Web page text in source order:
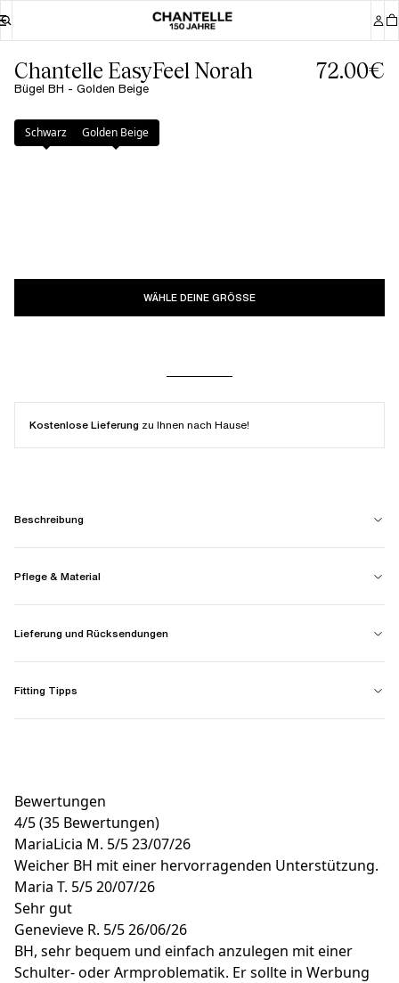
Chantelle EasyFeel Norah
Bügel BH - Golden Beige
72.00€
Farbe: Golden Beige
Schwarz Golden Beige
WÄHLE DEINE GRÖSSE
Kostenlose Lieferung zu Ihnen nach Hause!
Beschreibung
Pflege & Material
Lieferung und Rücksendungen
Fitting Tipps
Bewertungen
4/5(35 Bewertungen)
MariaLicia M. 5/523/07/26
Weicher BH mit einer hervorragenden Unterstützung.
Maria T. 5/520/07/26
Sehr gut
Genevieve R. 5/526/06/26
BH, sehr bequem und einfach anzulegen mit einer
Schulter- oder Armproblematik. Er sollte in Werbung